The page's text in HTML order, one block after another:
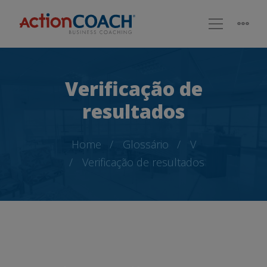
Verificação de
resultados
Home Glossário
V
Verificação de resultados